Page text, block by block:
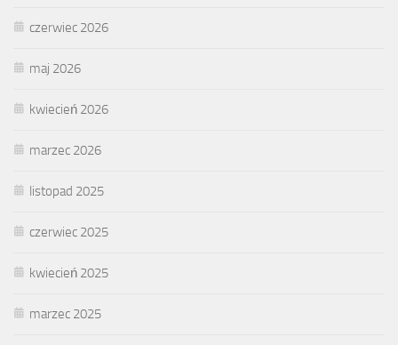
czerwiec 2026
maj 2026
kwiecień 2026
marzec 2026
listopad 2025
czerwiec 2025
kwiecień 2025
marzec 2025